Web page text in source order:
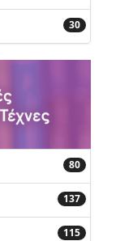
30
80
137
115